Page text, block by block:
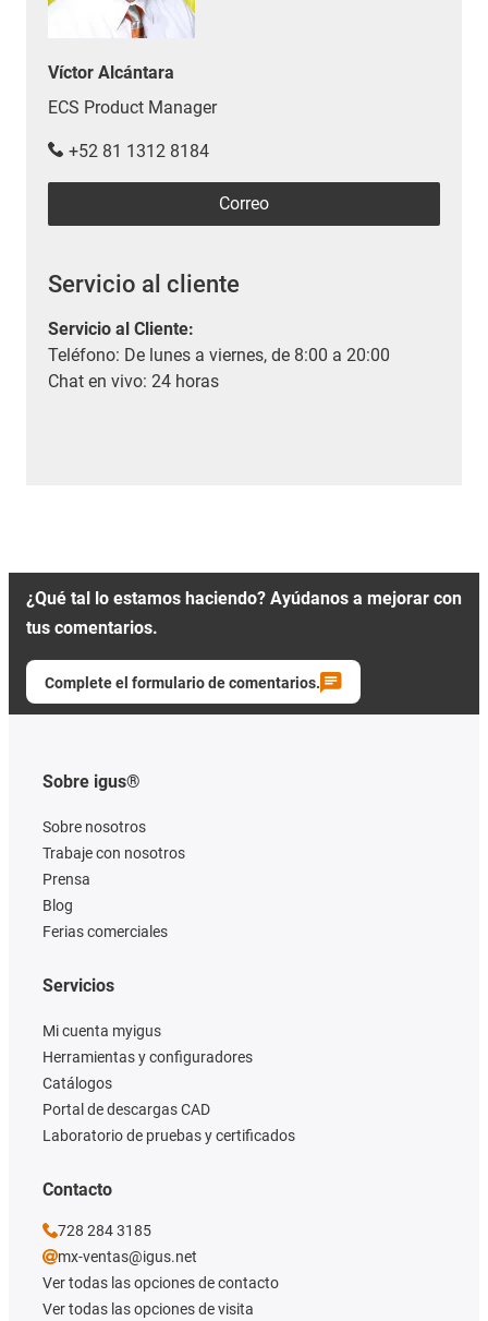
Víctor Alcántara
ECS Product Manager
+52 81 1312 8184
Correo
Servicio al cliente
Servicio al Cliente:
Teléfono: De lunes a viernes, de 8:00 a 20:00
Chat en vivo: 24 horas
¿Qué tal lo estamos haciendo? Ayúdanos a mejorar con
tus comentarios.
Complete el formulario de comentarios.
Sobre igus®
Sobre nosotros
Trabaje con nosotros
Prensa
Blog
Ferias comerciales
Servicios
Mi cuenta myigus
Herramientas y configuradores
Catálogos
Portal de descargas CAD
Laboratorio de pruebas y certificados
Contacto
728 284 3185
mx-ventas@igus.net
Ver todas las opciones de contacto
Ver todas las opciones de visita